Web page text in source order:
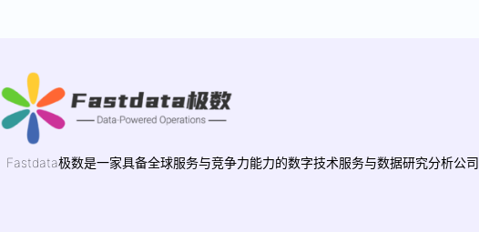
Fastdata极数是一家具备全球服务与竞争力能力的数字技术服务与数据研究分析公司